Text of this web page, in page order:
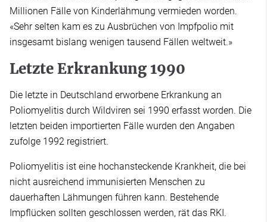
Millionen Fälle von Kinderlähmung vermieden worden.
«Sehr selten kam es zu Ausbrüchen von Impfpolio mit
insgesamt bislang wenigen tausend Fällen weltweit.»
Letzte Erkrankung 1990
Die letzte in Deutschland erworbene Erkrankung an
Poliomyelitis durch Wildviren sei 1990 erfasst worden. Die
letzten beiden importierten Fälle wurden den Angaben
zufolge 1992 registriert.
Poliomyelitis ist eine hochansteckende Krankheit, die bei
nicht ausreichend immunisierten Menschen zu
dauerhaften Lähmungen führen kann. Bestehende
Impflücken sollten geschlossen werden, rät das RKI.